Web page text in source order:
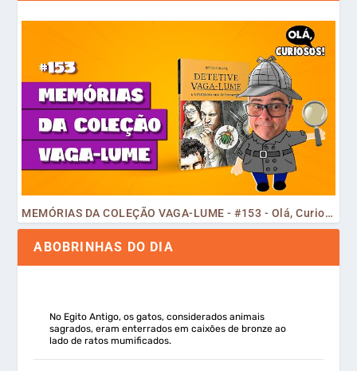
MEMÓRIAS DA COLEÇÃO VAGA-LUME - #153 - Olá, Curiosos! 2023
ABOBRINHAS DO DIA
No Egito Antigo, os gatos, considerados animais
sagrados, eram enterrados em caixões de bronze ao
lado de ratos mumificados.